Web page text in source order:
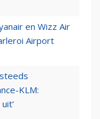
en Wizz Air
Airport
KLM: